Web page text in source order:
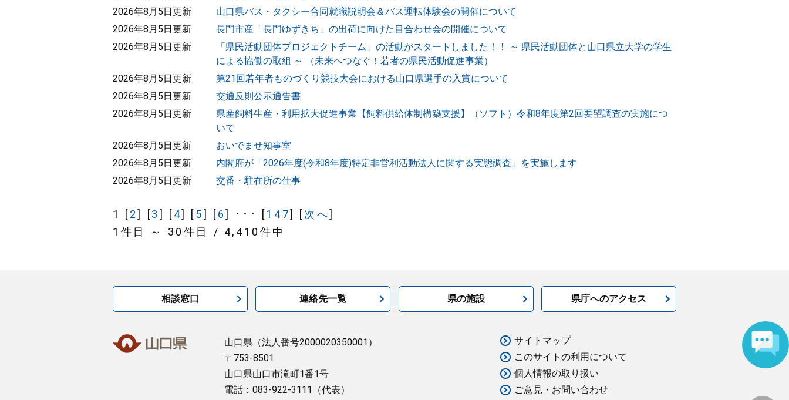
2026年8月5日更新
山口県バス・タクシー合同就職説明会＆バス運転体験会の開催について
2026年8月5日更新
長門市産「長門ゆずきち」の出荷に向けた目合わせ会の開催について
2026年8月5日更新
「県民活動団体プロジェクトチーム」の活動がスタートしました！！ ～ 県民活動団体と山口県立大学の学生
による協働の取組 ～ （未来へつなぐ！若者の県民活動促進事業）
2026年8月5日更新
第21回若年者ものづくり競技大会における山口県選手の入賞について
2026年8月5日更新
交通反則公示通告書
2026年8月5日更新
県産飼料生産・利用拡大促進事業【飼料供給体制構築支援】（ソフト）令和8年度第2回要望調査の実施につ
いて
2026年8月5日更新
おいでませ知事室
2026年8月5日更新
内閣府が「2026年度(令和8年度)特定非営利活動法人に関する実態調査」を実施します
2026年8月5日更新
交番・駐在所の仕事
1 [ 2] [3 ] [ 4] [ 5] [ 6] ･･･ [147] [ 次へ]
1件目 ～ 30件目 / 4,410件中
相談窓口 連絡先一覧 県の施設 県庁へのアクセス
山口県 （法人番号2000020350001）
〒753-8501
山口県山口市滝町1番1号
電話：083-922-3111（代表）
サイトマップ
このサイトの利用について
個人情報の取り扱い
ご意見・お問い合わせ